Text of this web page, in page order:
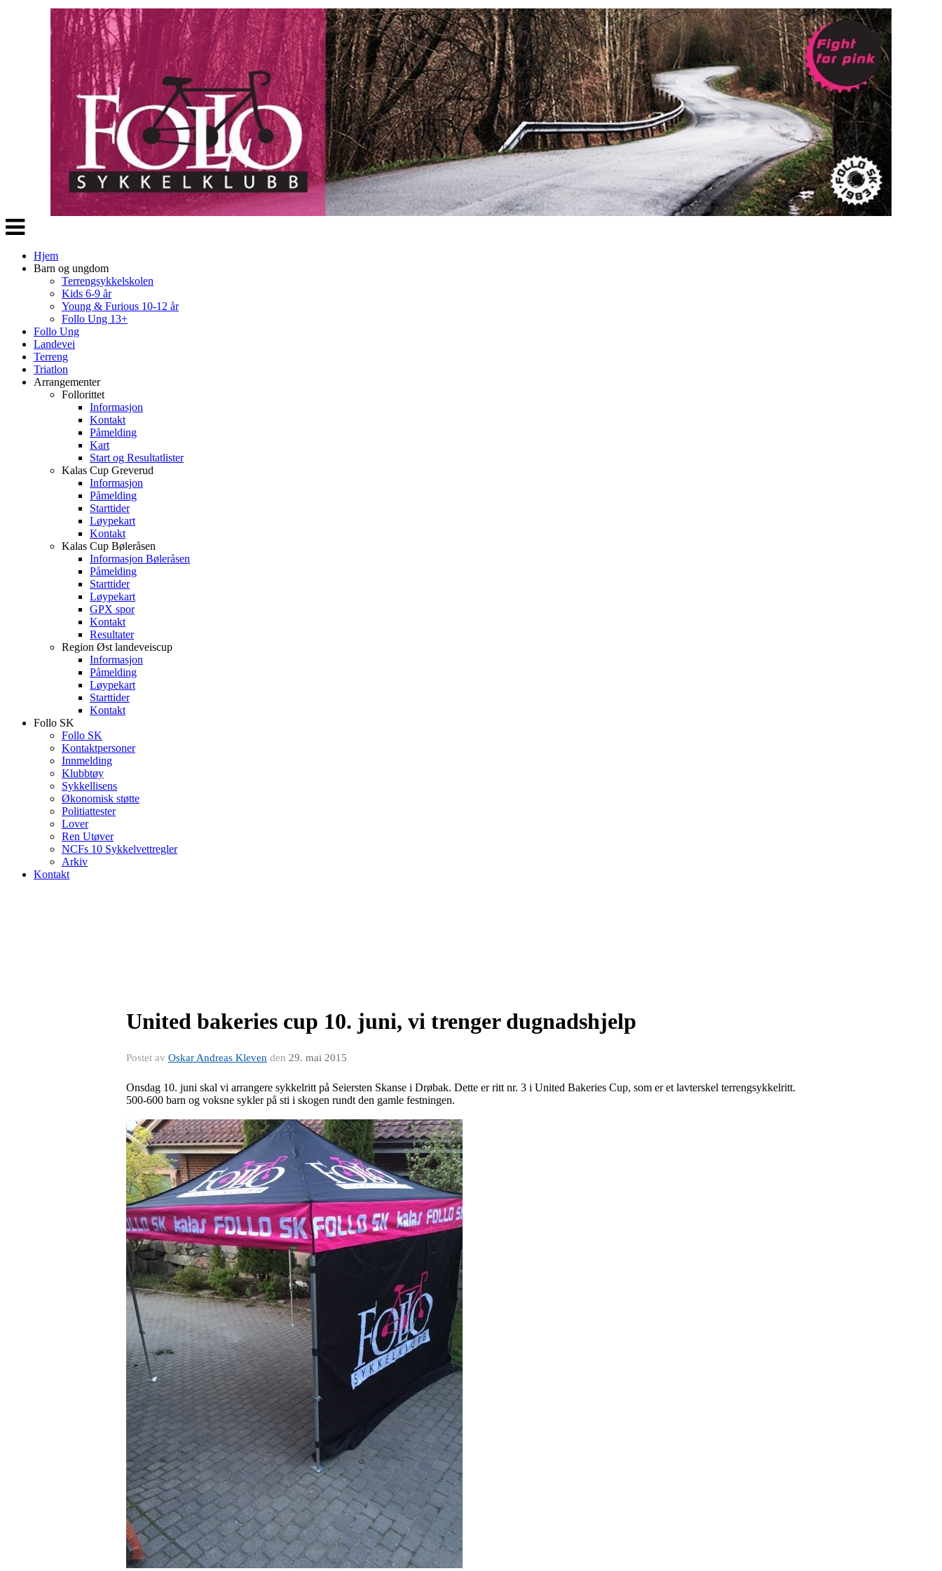
Veksle
navigasjon
Hjem
Barn og ungdom
Terrengsykkelskolen
Kids 6-9 år
Young & Furious 10-12 år
Follo Ung 13+
Follo Ung
Landevei
Terreng
Triatlon
Arrangementer
Follorittet
Informasjon
Kontakt
Påmelding
Kart
Start og Resultatlister
Kalas Cup Greverud
Informasjon
Påmelding
Starttider
Løypekart
Kontakt
Kalas Cup Bøleråsen
Informasjon Bøleråsen
Påmelding
Starttider
Løypekart
GPX spor
Kontakt
Resultater
Region Øst landeveiscup
Informasjon
Påmelding
Løypekart
Starttider
Kontakt
Follo SK
Follo SK
Kontaktpersoner
Innmelding
Klubbtøy
Sykkellisens
Økonomisk støtte
Politiattester
Lover
Ren Utøver
NCFs 10 Sykkelvettregler
Arkiv
Kontakt
United bakeries cup 10. juni, vi trenger dugnadshjelp
Postet av Oskar Andreas Kleven den 29. mai 2015
Onsdag 10. juni skal vi arrangere sykkelritt på Seiersten Skanse i Drøbak. Dette er ritt nr. 3 i United Bakeries Cup, som er et lavterskel terrengsykkelritt.
500-600 barn og voksne sykler på sti i skogen rundt den gamle festningen.